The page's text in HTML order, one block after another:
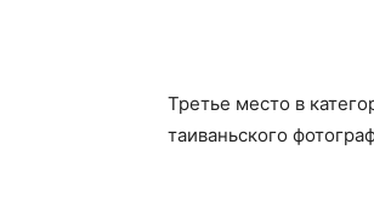
Третье место в
таиваньского